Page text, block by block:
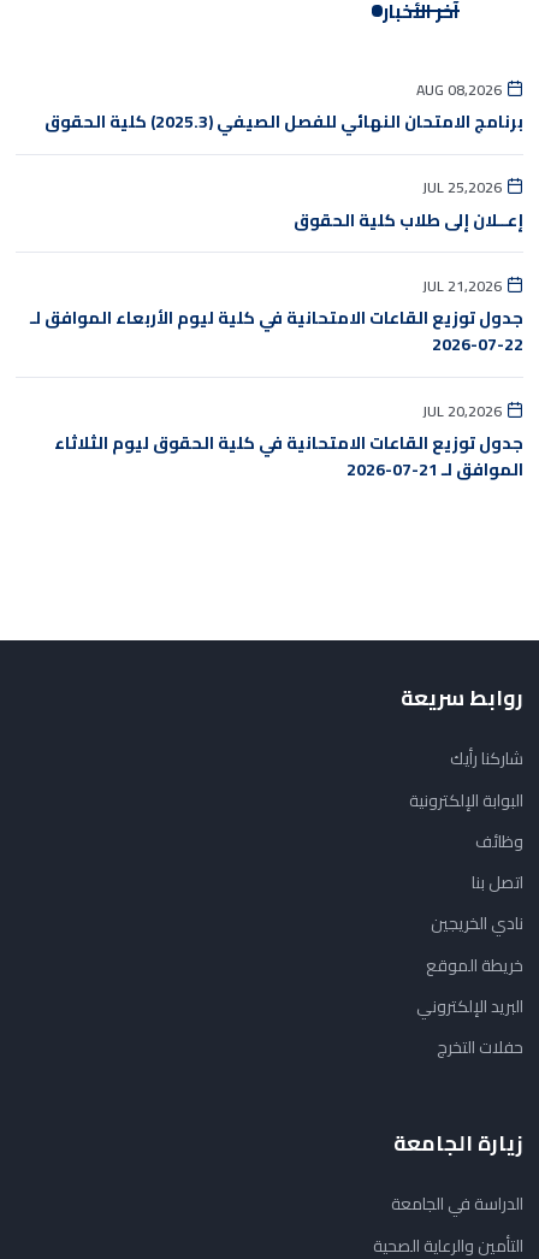
آخر الأخبار
AUG 08,2026
برنامج الامتحان النهائي للفصل الصيفي (2025.3) كلية الحقوق
JUL 25,2026
إعــلان إلى طلاب كلية الحقوق
JUL 21,2026
جدول توزيع القاعات الامتحانية في كلية ليوم الأربعاء الموافق لـ
22-07-2026
JUL 20,2026
جدول توزيع القاعات الامتحانية في كلية الحقوق ليوم الثلاثاء
الموافق لـ 21-07-2026
روابط سريعة
شاركنا رأيك
البوابة الإلكترونية
وظائف
اتصل بنا
نادي الخريجين
خريطة الموقع
البريد الإلكتروني
حفلات التخرج
زيارة الجامعة
الدراسة في الجامعة
التأمين والرعاية الصحية